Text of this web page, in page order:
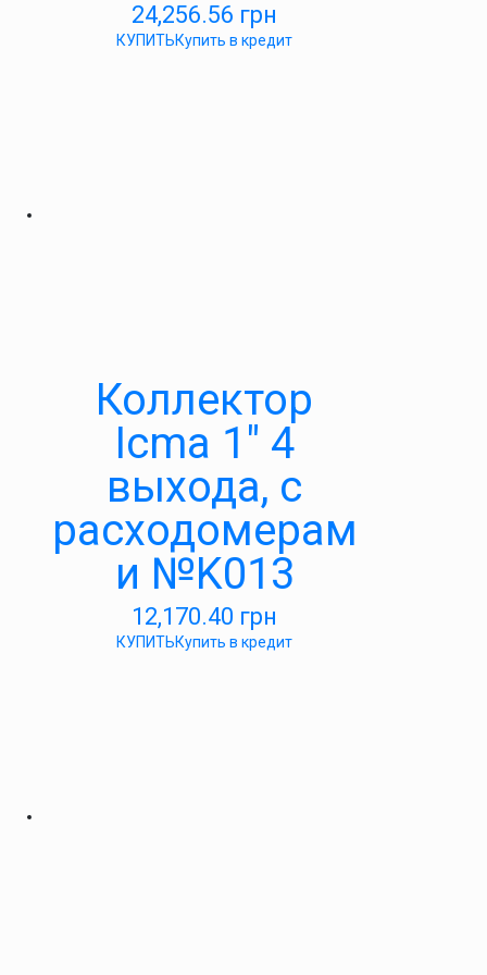
24,256.56 грн
КУПИТЬКупить в кредит
Коллектор
Icma 1″ 4
выхода, с
расходомерам
и №K013
12,170.40 грн
КУПИТЬКупить в кредит